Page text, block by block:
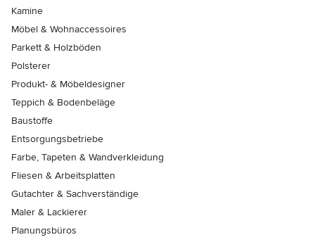
Kamine
Möbel & Wohnaccessoires
Parkett & Holzböden
Polsterer
Produkt- & Möbeldesigner
Teppich & Bodenbeläge
Baustoffe
Entsorgungsbetriebe
Farbe, Tapeten & Wandverkleidung
Fliesen & Arbeitsplatten
Gutachter & Sachverständige
Maler & Lackierer
Planungsbüros